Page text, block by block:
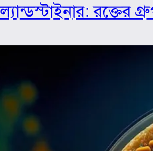
রক্তের